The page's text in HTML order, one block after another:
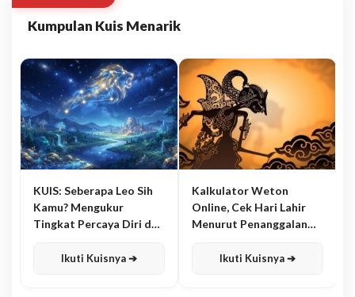
Kumpulan Kuis Menarik
KUIS: Seberapa Leo Sih
Kamu? Mengukur
Tingkat Percaya Diri dan
Ikuti Kuisnya ➔
Kalkulator Weton
Online, Cek Hari Lahir
Menurut Penanggalan
Ikuti Kuisnya ➔